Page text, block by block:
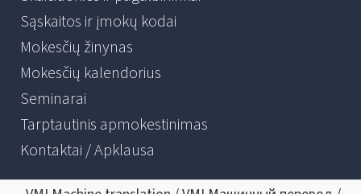
Sąskaitos ir įmokų kodai
Mokesčių žinynas
Mokesčių kalendorius
Seminarai
Tarptautinis apmokestinimas
Kontaktai / Apklausa